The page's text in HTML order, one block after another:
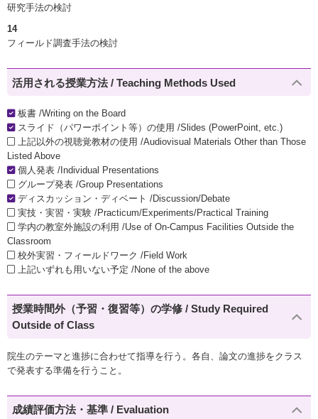
研究手法の検討
14
フィールド調査手法の検討
活用される授業方法 / Teaching Methods Used
板書 /Writing on the Board
スライド（パワーポイント等）の使用 /Slides (PowerPoint, etc.)
上記以外の視聴覚教材の使用 /Audiovisual Materials Other than Those
Listed Above
個人発表 /Individual Presentations
グループ発表 /Group Presentations
ディスカッション・ディベート /Discussion/Debate
実技・実習・実験 /Practicum/Experiments/Practical Training
学内の教室外施設の利用 /Use of On-Campus Facilities Outside the
Classroom
校外実習・フィールドワーク /Field Work
上記いずれも用いない予定 /None of the above
授業時間外（予習・復習等）の学修 / Study Required
Outside of Class
院生のテーマと進捗に合わせて指導を行う。各自、論文の進捗をクラス
で発表する準備を行うこと。
成績評価方法・基準 / Evaluation